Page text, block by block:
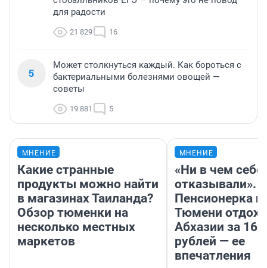
для радости
21 829 16
5
Может столкнуться каждый. Как бороться с
бактериальными болезнями овощей —
советы
19 881 5
МНЕНИЕ
Какие странные
продукты можно найти
в магазинах Таиланда?
Обзор тюменки на
несколько местных
маркетов
МНЕНИЕ
«Ни в чем себе
отказывали».
Пенсионерка
Тюмени
Абхазии за
рублей — ее
впечатления